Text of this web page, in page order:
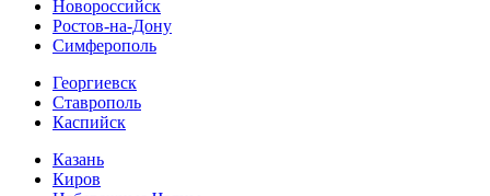
Новороссийск
Ростов-на-Дону
Симферополь
Георгиевск
Ставрополь
Каспийск
Казань
Киров